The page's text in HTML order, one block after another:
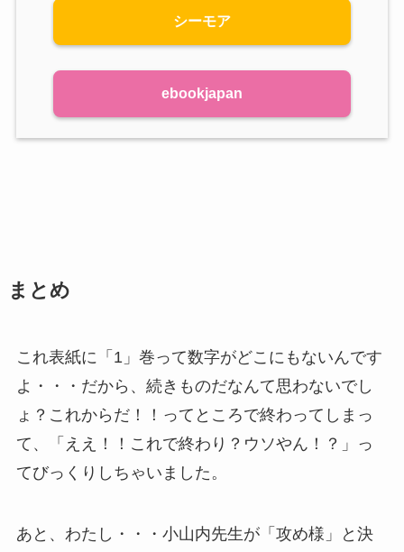
シーモア
ebookjapan
まとめ
これ表紙に「1」巻って数字がどこにもないんです
よ・・・だから、続きものだなんて思わないでし
ょ？これからだ！！ってところで終わってしまっ
て、「ええ！！これで終わり？ウソやん！？」っ
てびっくりしちゃいました。
あと、わたし・・・小山内先生が「攻め様」と決